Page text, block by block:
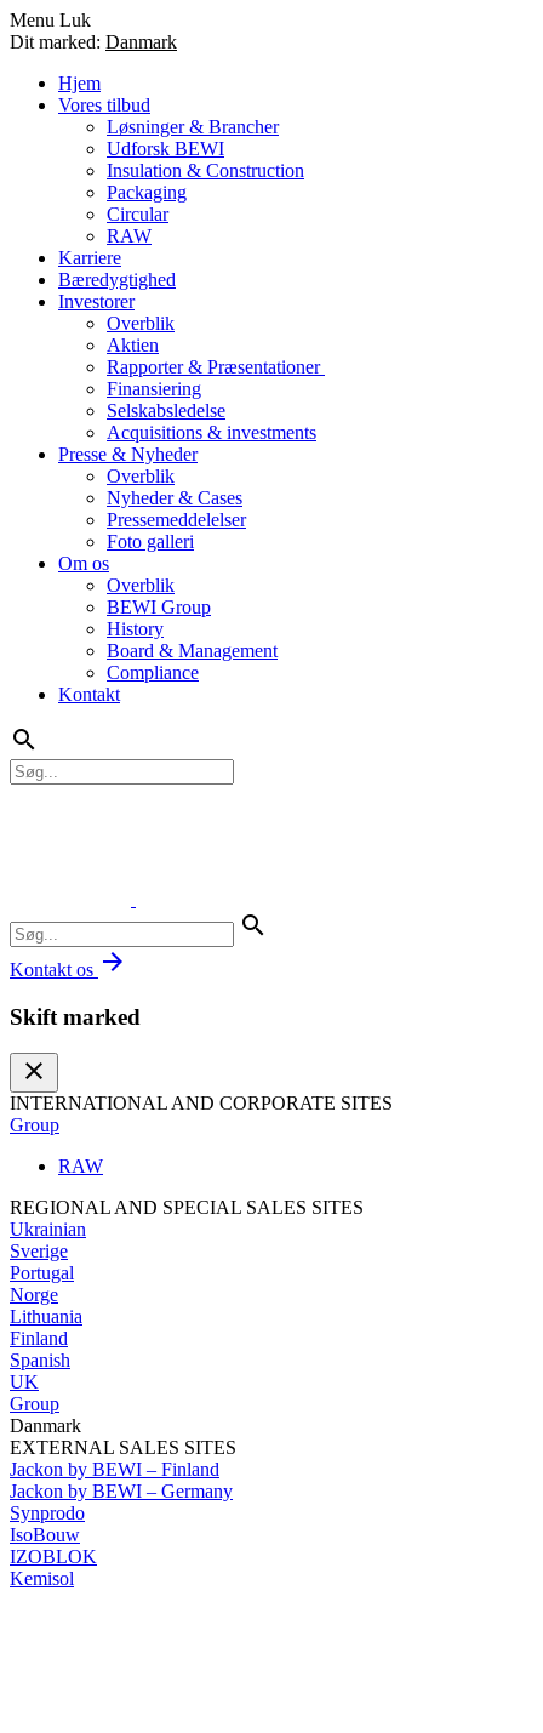
Menu Luk
Dit marked: Danmark
Hjem
Vores tilbud
Løsninger & Brancher
Udforsk BEWI
Insulation & Construction
Packaging
Circular
RAW
Karriere
Bæredygtighed
Investorer
Overblik
Aktien
Rapporter & Præsentationer
Finansiering
Selskabsledelse
Acquisitions & investments
Presse & Nyheder
Overblik
Nyheder & Cases
Pressemeddelelser
Foto galleri
Om os
Overblik
BEWI Group
History
Board & Management
Compliance
Kontakt
search
search
Kontakt os arrow_forward
Skift marked
close
INTERNATIONAL AND CORPORATE SITES
Group
RAW
REGIONAL AND SPECIAL SALES SITES
Ukrainian
Sverige
Portugal
Norge
Lithuania
Finland
Spanish
UK
Group
Danmark
EXTERNAL SALES SITES
Jackon by BEWI – Finland
Jackon by BEWI – Germany
Synprodo
IsoBouw
IZOBLOK
Kemisol